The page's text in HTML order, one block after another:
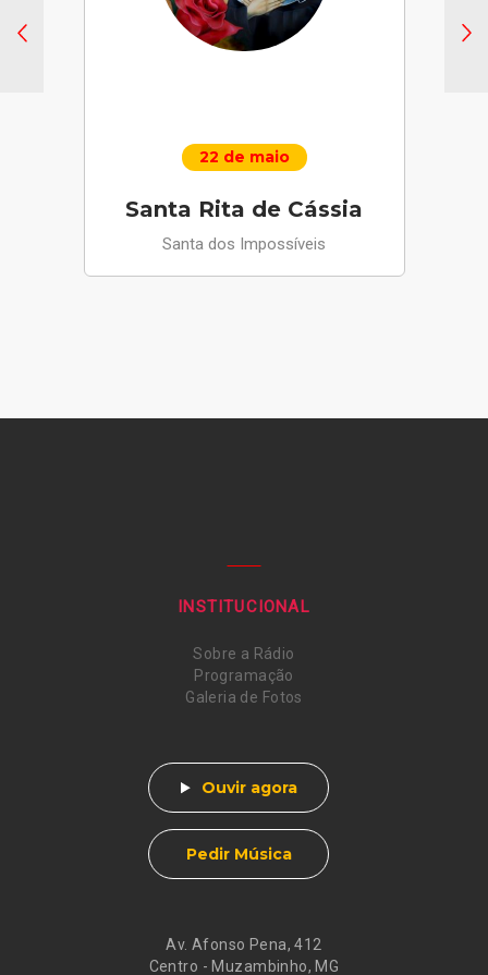
22 de maio
Santa Rita de Cássia
Santa dos Impossíveis
Av. Afonso Pena, 412
Centro - Muzambinho, MG
INSTITUCIONAL
Sobre a Rádio
Programação
Galeria de Fotos
Ouvir agora
Pedir Música